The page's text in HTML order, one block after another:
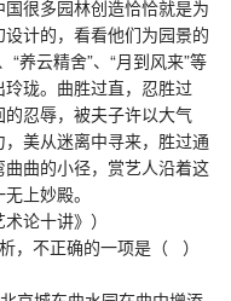
很多园林创造恰恰就是为
计的，看看他们为园景的
“养云精舍”、“月到风来”等
珑。曲胜过直，忍胜过
忍辱，被夫子许以大气
美从迷离中寻来，胜过通
曲的小径，赏艺人沿着这
上妙殿。
论十讲》）
不正确的一项是（ ）